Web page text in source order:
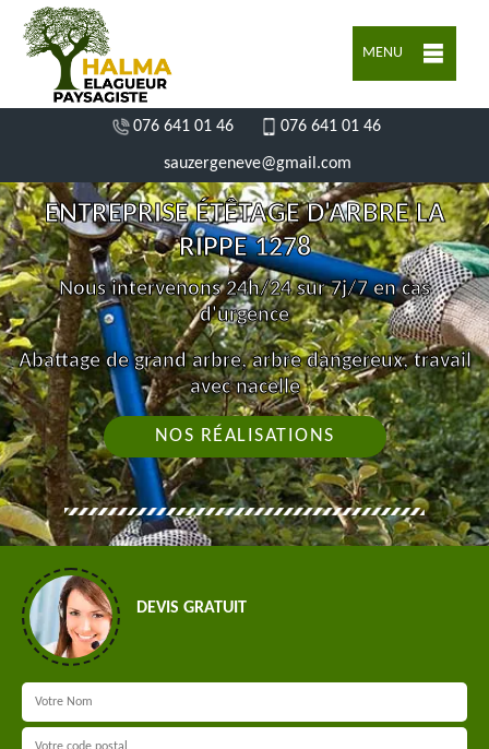
MENU
076 641 01 46 076 641 01 46
sauzergeneve@gmail.com
ENTREPRISE ÉTÊTAGE D'ARBRE LA
RIPPE 1278
Nous intervenons 24h/24 sur 7j/7 en cas
d'urgence
Abattage de grand arbre, arbre dangereux, travail
avec nacelle
NOS RÉALISATIONS
DEVIS GRATUIT